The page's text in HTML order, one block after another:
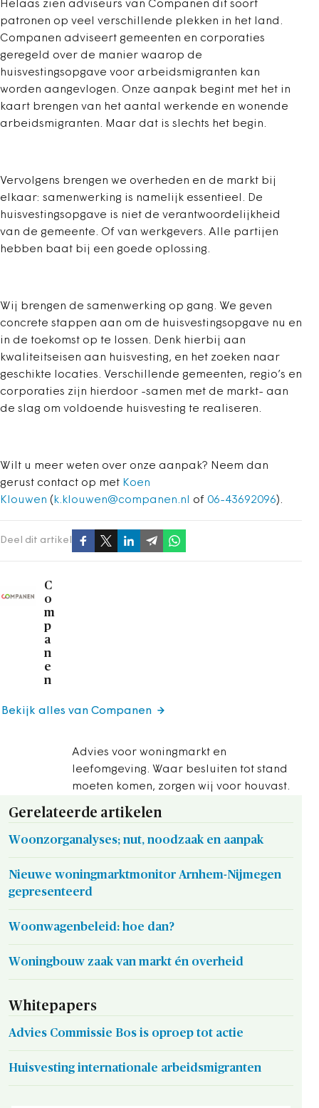
Helaas zien adviseurs van Companen dit soort
patronen op veel verschillende plekken in het land.
Companen adviseert gemeenten en corporaties
geregeld over de manier waarop de
huisvestingsopgave voor arbeidsmigranten kan
worden aangevlogen. Onze aanpak begint met het in
kaart brengen van het aantal werkende en wonende
arbeidsmigranten. Maar dat is slechts het begin.
Vervolgens brengen we overheden en de markt bij
elkaar: samenwerking is namelijk essentieel. De
huisvestingsopgave is niet de verantwoordelijkheid
van de gemeente. Of van werkgevers. Alle partijen
hebben baat bij een goede oplossing.
Wij brengen de samenwerking op gang. We geven
concrete stappen aan om de huisvestingsopgave nu en
in de toekomst op te lossen. Denk hierbij aan
kwaliteitseisen aan huisvesting, en het zoeken naar
geschikte locaties. Verschillende gemeenten, regio’s en
corporaties zijn hierdoor -samen met de markt- aan
de slag om voldoende huisvesting te realiseren.
Wilt u meer weten over onze aanpak? Neem dan
gerust contact op met Koen
Klouwen ( k.klouwen@companen.nl of 06-43692096).
Deel dit artikel
C
o
m
p
a
n
e
n
Advies voor woningmarkt en
leefomgeving. Waar besluiten tot stand
moeten komen, zorgen wij voor houvast.
Bekijk alles van Companen
Gerelateerde artikelen
Woonzorganalyses; nut, noodzaak en aanpak
Nieuwe woningmarktmonitor Arnhem-Nijmegen
gepresenteerd
Woonwagenbeleid: hoe dan?
Woningbouw zaak van markt én overheid
Whitepapers
Advies Commissie Bos is oproep tot actie
Huisvesting internationale arbeidsmigranten